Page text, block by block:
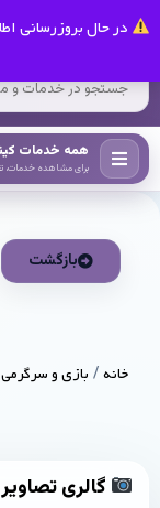
در حال بروزرسانی
کینگ
همه خدمات
برای مشاهده خدمات،
بازگشت
خانه/ بازی و سرگرمی
گالری تصاویر